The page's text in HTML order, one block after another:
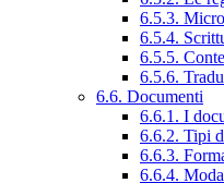
6.5.3.
6.5.4.
6.5.5.
6.5.6.
6.6. Documenti
6.6.1. I
6.6.2. Tipi
6.6.3.
6.6.4.